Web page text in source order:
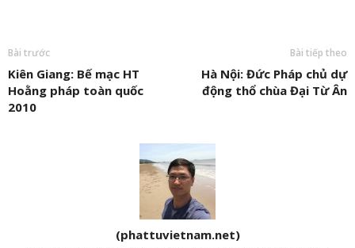
Bài trước
Kiên Giang: Bế mạc HT
Hoằng pháp toàn quốc
2010
Bài tiếp theo
Hà Nội: Đức Pháp chủ dự
động thổ chùa Đại Từ Ân
(phattuvietnam.net)